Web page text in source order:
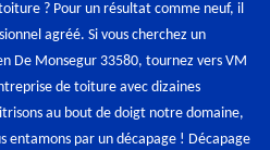
? Pour un résultat comme neuf, il
agréé. Si vous cherchez un
De Monsegur 33580, tournez vers VM
de toiture avec dizaines
au bout de doigt notre domaine,
entamons par un décapage ! Décapage